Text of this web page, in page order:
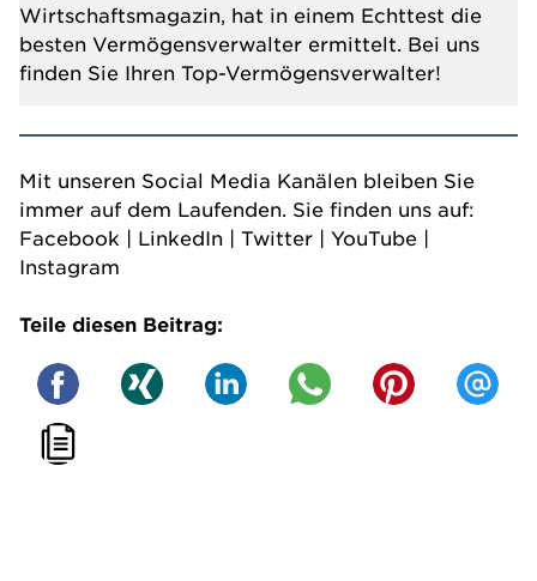
Wirtschaftsmagazin, hat in einem Echttest die
besten Vermögensverwalter ermittelt. Bei uns
finden Sie Ihren Top-Vermögensverwalter!
Mit unseren Social Media Kanälen bleiben Sie
immer auf dem Laufenden. Sie finden uns auf:
Facebook | LinkedIn | Twitter | YouTube |
Instagram
Teile diesen Beitrag: